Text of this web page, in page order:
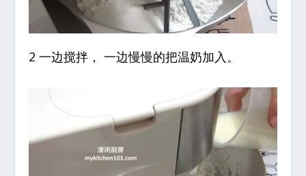
2 一边搅拌， 一边慢慢的把温奶加入。